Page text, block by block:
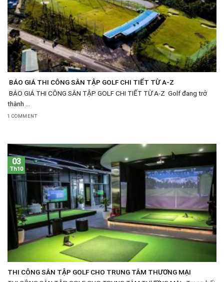
BÁO GIÁ THI CÔNG SÂN TẬP GOLF CHI TIẾT TỪ A-Z
BÁO GIÁ THI CÔNG SÂN TẬP GOLF CHI TIẾT TỪ A-Z Golf đang trở
thành ...
1 COMMENT
THI CÔNG SÂN TẬP GOLF CHO TRUNG TÂM THƯƠNG MẠI
03
Th10